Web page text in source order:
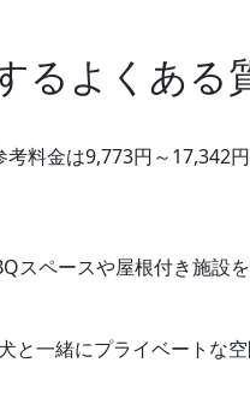
るよくある
料金は9,773円～17,342
ペースや屋根付き施設
一緒にプライベートな空